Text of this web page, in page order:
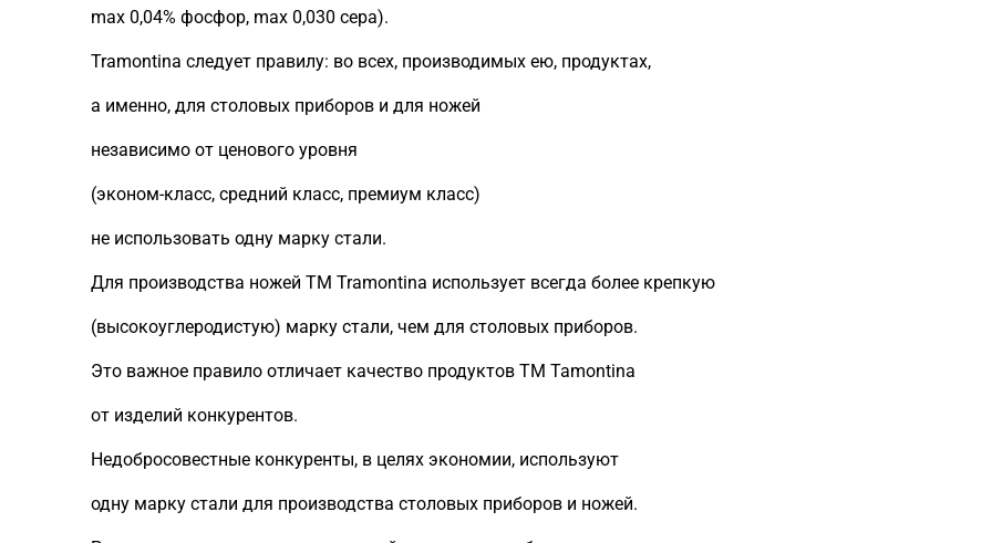
max 0,04% фосфор, max 0,030 сера).
Tramontina следует правилу: во всех, производимых ею, продуктах,
а именно, для столовых приборов и для ножей
независимо от ценового уровня
(эконом-класс, средний класс, премиум класс)
не использовать одну марку стали.
Для производства ножей ТМ Tramontina использует всегда более крепкую
(высокоуглеродистую) марку стали, чем для столовых приборов.
Это важное правило отличает качество продуктов ТМ Tamontina
от изделий конкурентов.
Недобросовестные конкуренты, в целях экономии, используют
одну марку стали для производства столовых приборов и ножей.